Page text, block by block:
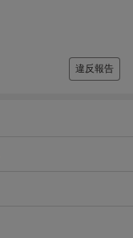
違反報告